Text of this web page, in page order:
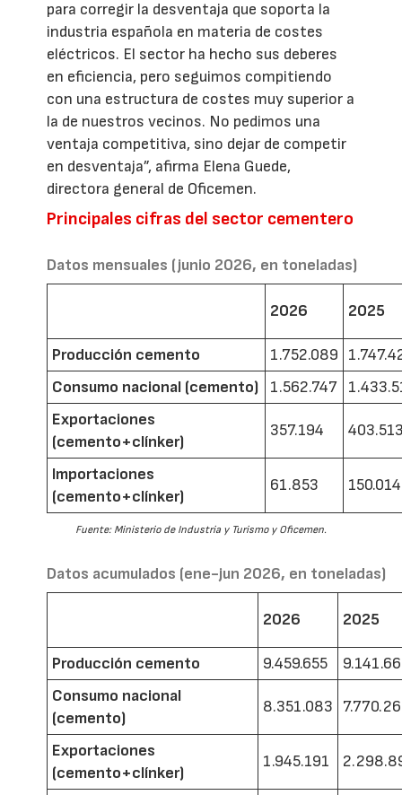
para corregir la desventaja que soporta la
industria española en materia de costes
eléctricos. El sector ha hecho sus deberes
en eficiencia, pero seguimos compitiendo
con una estructura de costes muy superior a
la de nuestros vecinos. No pedimos una
ventaja competitiva, sino dejar de competir
en desventaja”, afirma Elena Guede,
directora general de Oficemen.
Principales cifras del sector cementero
Datos mensuales (junio 2026, en toneladas)
2026 2025
Producción cemento 1.752.089
Consumo nacional (cemento)
1.562.747
Exportaciones
(cemento+clínker)
357.194
Importaciones
(cemento+clínker)
61.853 150.014
Fuente: Ministerio de Industria y Turismo y Oficemen.
Datos acumulados (ene-jun 2026, en toneladas)
2026 2025
Producción cemento 9.459.655
Consumo nacional
(cemento)
8.351.083
Exportaciones
(cemento+clínker)
1.945.191